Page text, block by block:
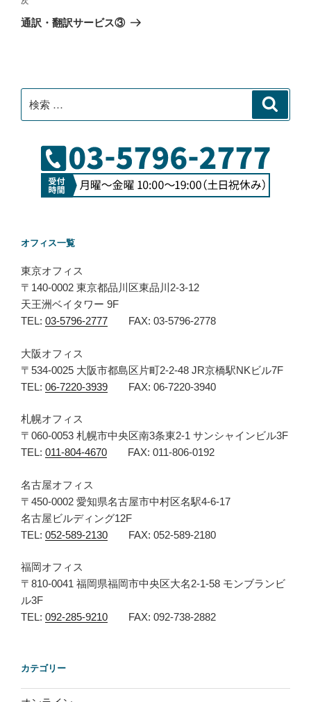
ゲ
ン
稿
の
通訳・翻訳サービス③
索:
オフィス一覧
東京オフィス
〒140-0002 東京都品川区東品川2-3-12
天王洲ベイタワー 9F
TEL: 03-5796-2777 FAX: 03-5796-2778
大阪オフィス
〒534-0025 大阪市都島区片町2-2-48 JR京橋駅NKビル7F
TEL: 06-7220-3939 FAX: 06-7220-3940
札幌オフィス
〒060-0053 札幌市中央区南3条東2-1 サンシャインビル3F
TEL: 011-804-4670 FAX: 011-806-0192
名古屋オフィス
〒450-0002 愛知県名古屋市中村区名駅4-6-17
名古屋ビルディング12F
TEL: 052-589-2130 FAX: 052-589-2180
福岡オフィス
〒810-0041 福岡県福岡市中央区大名2-1-58 モンブランビ
ル3F
TEL: 092-285-9210 FAX: 092-738-2882
カテゴリー